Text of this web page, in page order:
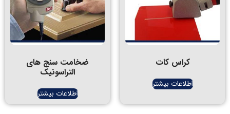
کراس کات
اطلاعات بیشتر
ضخامت سنج های
التراسونیک
اطلاعات بیشتر